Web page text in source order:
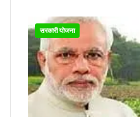
सरकारी योजना